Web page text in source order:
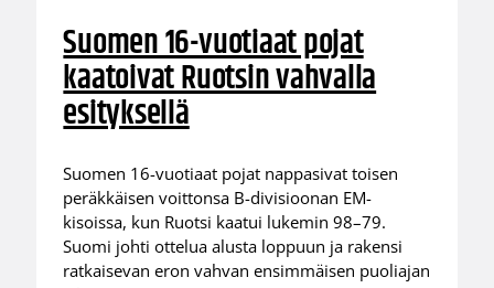
Suomen 16-vuotiaat pojat
kaatoivat Ruotsin vahvalla
esityksellä
Suomen 16-vuotiaat pojat nappasivat toisen
peräkkäisen voittonsa B-divisioonan EM-
kisoissa, kun Ruotsi kaatui lukemin 98–79.
Suomi johti ottelua alusta loppuun ja rakensi
ratkaisevan eron vahvan ensimmäisen puoliajan